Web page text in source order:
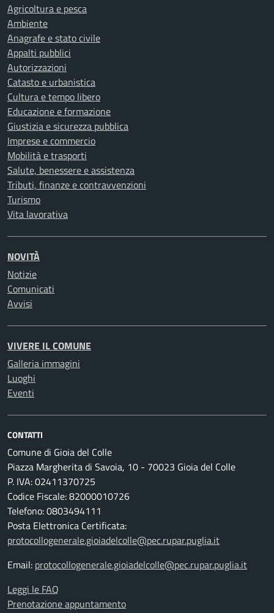
Agricoltura e pesca
Ambiente
Anagrafe e stato civile
Appalti pubblici
Autorizzazioni
Catasto e urbanistica
Cultura e tempo libero
Educazione e formazione
Giustizia e sicurezza pubblica
Imprese e commercio
Mobilità e trasporti
Salute, benessere e assistenza
Tributi, finanze e contravvenzioni
Turismo
Vita lavorativa
NOVITÀ
Notizie
Comunicati
Avvisi
VIVERE IL COMUNE
Galleria immagini
Luoghi
Eventi
CONTATTI
Comune di Gioia del Colle
Piazza Margherita di Savoia, 10 - 70023 Gioia del Colle
P. IVA: 02411370725
Codice Fiscale: 82000010726
Telefono: 0803494111
Posta Elettronica Certificata:
protocollogenerale.gioiadelcolle@pec.rupar.puglia.it
Email: protocollogenerale.gioiadelcolle@pec.rupar.puglia.it
Leggi le FAQ
Prenotazione appuntamento